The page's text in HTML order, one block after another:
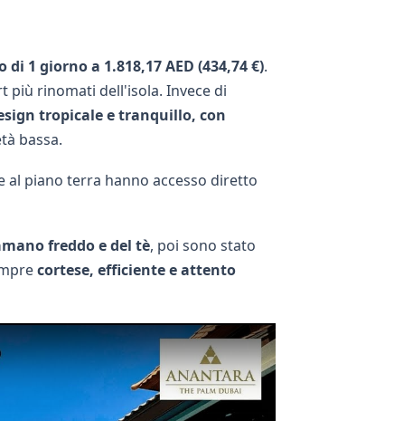
di 1 giorno a 1.818,17 AED (434,74 €).
più rinomati dell'isola. Invece di
tropicale e tranquillo, con
bassa.
al piano terra hanno accesso diretto
freddo e del tè, poi sono stato
cortese, efficiente e attento